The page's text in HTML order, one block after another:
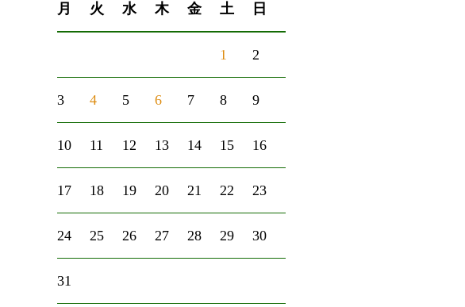
月 火 水 木 金 土 日
1 2
3 4 5 6 7 8 9
10 11 12 13 14 15 16
17 18 19 20 21 22 23
24 25 26 27 28 29 30
31